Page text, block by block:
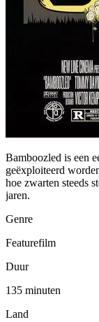
Bamboozled is een
geëxploiteerd
hoe zwarten steeds
jaren.
Genre
Featurefilm
Duur
135 minuten
Land